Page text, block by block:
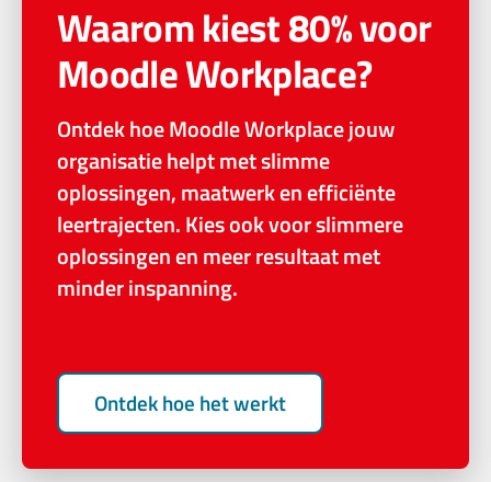
Waarom kiest 80% voor
Moodle Workplace?
Ontdek hoe Moodle Workplace jouw
organisatie helpt met slimme
oplossingen, maatwerk en efficiënte
leertrajecten. Kies ook voor slimmere
oplossingen en meer resultaat met
minder inspanning.
Ontdek hoe het werkt